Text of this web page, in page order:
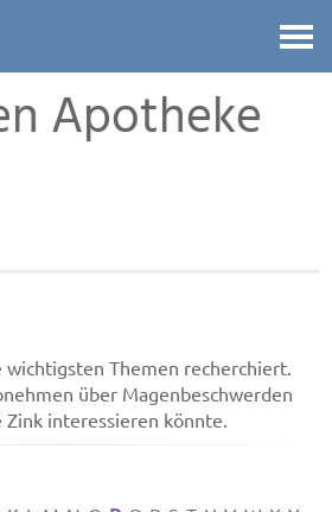
Apotheke
wichtigsten Themen recherchiert.
über Magenbeschwerden
interessieren könnte.